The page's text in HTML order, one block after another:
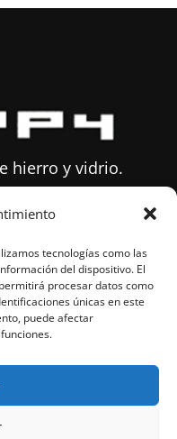
tecnologías como las
del dispositivo. El
procesar datos como
únicas en este
puede afectar
hierro y vidrio.